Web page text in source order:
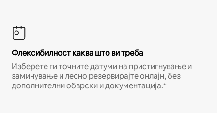
Флексибилност каква што ви треба
Изберете ги точните датуми на пристигнување и
заминување и лесно резервирајте онлајн, без
дополнителни обврски и документација.*